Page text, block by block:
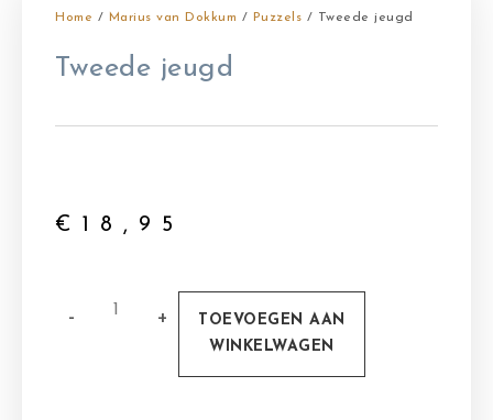
Home / Marius van Dokkum / Puzzels / Tweede jeugd
Tweede jeugd
€ 18,95
TOEVOEGEN AAN
WINKELWAGEN